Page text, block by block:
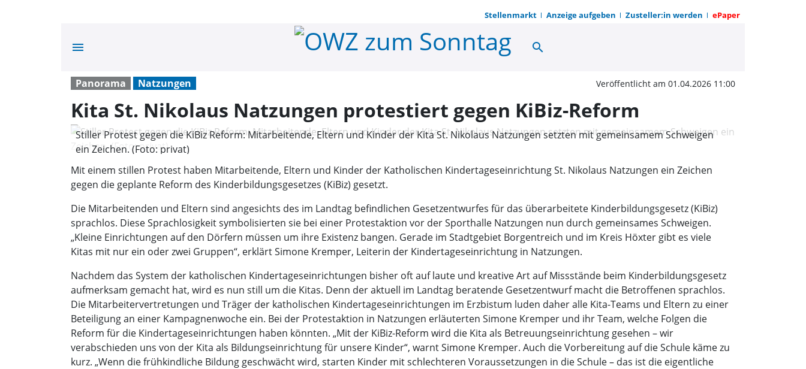
Stellenmarkt Anzeige aufgeben Zusteller:in werden ePaper
menu Kita St. Nikolaus Natzungen
search
Panorama Natzungen Veröffentlicht am 01.04.2026 11:00
Kita St. Nikolaus Natzungen protestiert gegen KiBiz-Reform
Stiller Protest gegen die KiBiz Reform: Mitarbeitende, Eltern und Kinder der Kita St. Nikolaus Natzungen setzten mit gemeinsamem Schweigen
ein Zeichen. (Foto: privat)
Mit einem stillen Protest haben Mitarbeitende, Eltern und Kinder der Katholischen Kindertageseinrichtung St. Nikolaus Natzungen ein Zeichen
gegen die geplante Reform des Kinderbildungsgesetzes (KiBiz) gesetzt.
Die Mitarbeitenden und Eltern sind angesichts des im Landtag befindlichen Gesetzentwurfes für das überarbeitete Kinderbildungsgesetz (KiBiz)
sprachlos. Diese Sprachlosigkeit symbolisierten sie bei einer Protestaktion vor der Sporthalle Natzungen nun durch gemeinsames Schweigen.
„Kleine Einrichtungen auf den Dörfern müssen um ihre Existenz bangen. Gerade im Stadtgebiet Borgentreich und im Kreis Höxter gibt es viele
Kitas mit nur ein oder zwei Gruppen“, erklärt Simone Kremper, Leiterin der Kindertageseinrichtung in Natzungen.
Nachdem das System der katholischen Kindertageseinrichtungen bisher oft auf laute und kreative Art auf Missstände beim Kinderbildungsgesetz
aufmerksam gemacht hat, wird es nun still um die Kitas. Denn der aktuell im Landtag beratende Gesetzentwurf macht die Betroffenen sprachlos.
Die Mitarbeitervertretungen und Träger der katholischen Kindertageseinrichtungen im Erzbistum luden daher alle Kita-Teams und Eltern zu einer
Beteiligung an einer Kampagnenwoche ein. Bei der Protestaktion in Natzungen erläuterten Simone Kremper und ihr Team, welche Folgen die
Reform für die Kindertageseinrichtungen haben könnten. „Mit der KiBiz-Reform wird die Kita als Betreuungseinrichtung gesehen – wir
verabschieden uns von der Kita als Bildungseinrichtung für unsere Kinder“, warnt Simone Kremper. Auch die Vorbereitung auf die Schule käme zu
kurz. „Wenn die frühkindliche Bildung geschwächt wird, starten Kinder mit schlechteren Voraussetzungen in die Schule – das ist die eigentliche